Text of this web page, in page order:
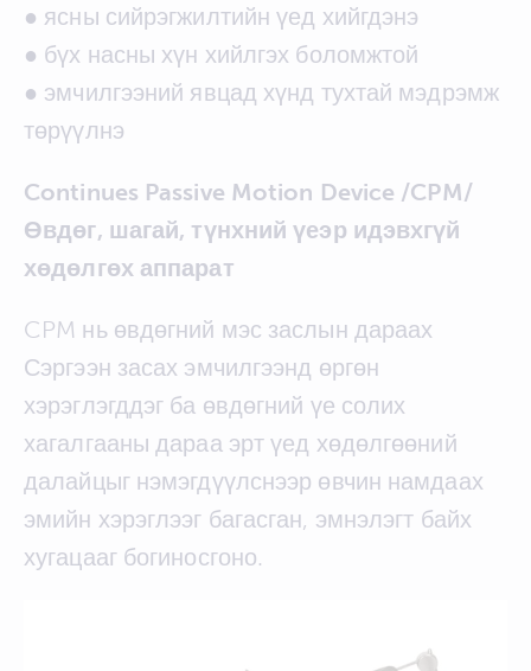
● ясны сийрэгжилтийн үед хийгдэнэ
● бүх насны хүн хийлгэх боломжтой
● эмчилгээний явцад хүнд тухтай мэдрэмж
төрүүлнэ
Continues Passive Motion Device /CPM/
Өвдөг, шагай, түнхний үеэр идэвхгүй
хөдөлгөх аппарат
CPM нь өвдөгний мэс заслын дараах
Сэргээн засах эмчилгээнд өргөн
хэрэглэгддэг ба өвдөгний үе солих
хагалгааны дараа эрт үед хөдөлгөөний
далайцыг нэмэгдүүлснээр өвчин намдаах
эмийн хэрэглээг багасган, эмнэлэгт байх
хугацааг богиносгоно.